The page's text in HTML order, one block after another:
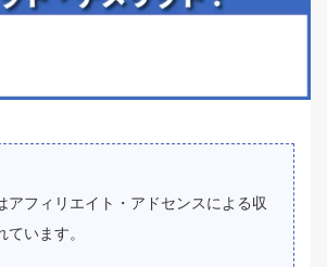
アフィリエイト・アドセンスによる収
います。